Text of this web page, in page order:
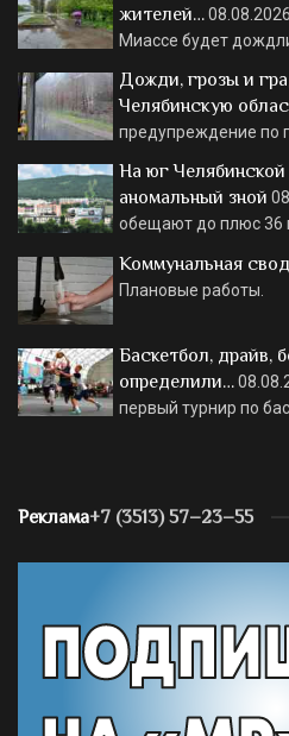
жителей…08.08.2026
Миассе будет
Дожди, грозы и
Челябинскую
предупреждение по
На юг
аномальный зной
обещают до плюс 36
Коммунальная
Плановые работы.
Баскетбол, драйв,
определили…
первый турнир по
Реклама+7 (3513) 57–23–55